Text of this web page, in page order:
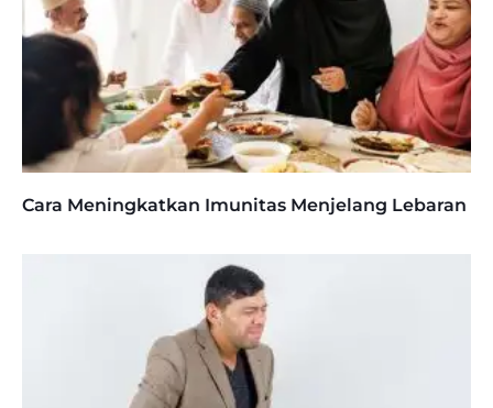
Cara Meningkatkan Imunitas Menjelang Lebaran